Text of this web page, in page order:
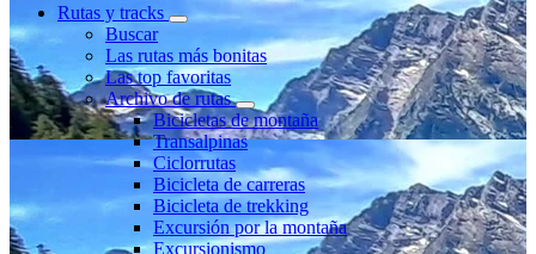
Rutas y tracks
Buscar
Las rutas más bonitas
Las top favoritas
Archivo de rutas
Bicicletas de montaña
Transalpinas
Ciclorrutas
Bicicleta de carreras
Bicicleta de trekking
Excursión por la montaña
Excursionismo